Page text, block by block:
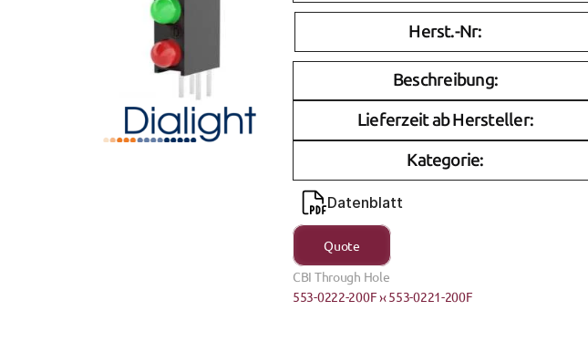
Herst.-Nr:
Beschreibung:
Lieferzeit ab Hersteller:
Kategorie:
Datenblatt
Quote
CBI Through Hole
553-0222-200F ›‹ 553-0221-200F